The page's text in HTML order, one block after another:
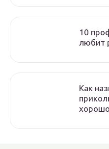
10
любит
Как